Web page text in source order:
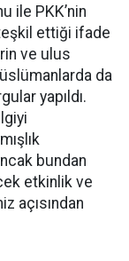
ile PKK’nin
ettiği ifade
ve ulus
da
yapıldı.
bundan
etkinlik ve
açısından